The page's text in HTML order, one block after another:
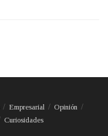
Empresarial
Opinión
Curiosidades